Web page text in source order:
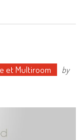
et Multiroom
by